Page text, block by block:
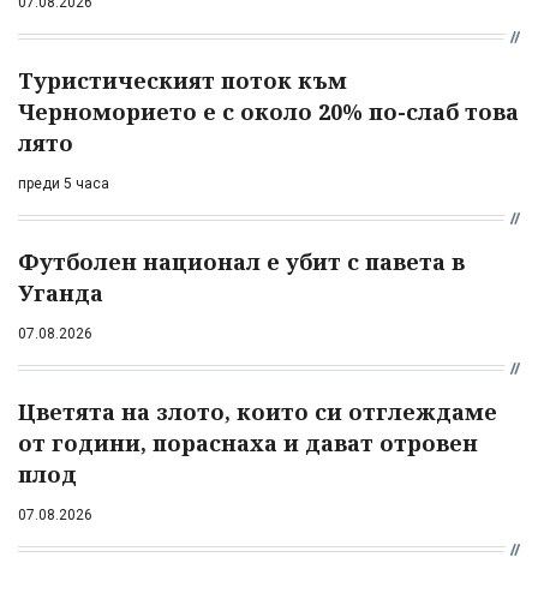
Туристическият поток към
Черноморието е с около 20% по-слаб това
лято
преди 5 часа
Футболен национал е убит с павета в
Уганда
07.08.2026
Цветята на злото, които си отглеждаме
от години, пораснаха и дават отровен
плод
07.08.2026